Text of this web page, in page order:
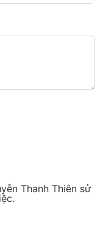
Thanh Thiên sử